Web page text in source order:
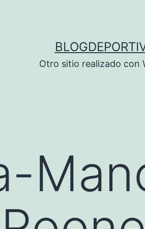
Otro sitio realizado con